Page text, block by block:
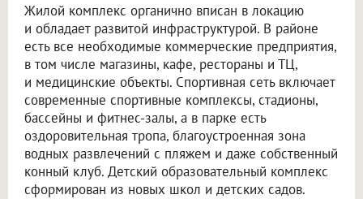
Жилой комплекс органично вписан в локацию
и обладает развитой инфраструктурой. В районе
есть все необходимые коммерческие предприятия,
в том числе магазины, кафе, рестораны и ТЦ,
и медицинские объекты. Спортивная сеть включает
современные спортивные комплексы, стадионы,
бассейны и фитнес-залы, а в парке есть
оздоровительная тропа, благоустроенная зона
водных развлечений с пляжем и даже собственный
конный клуб. Детский образовательный комплекс
сформирован из новых школ и детских садов.